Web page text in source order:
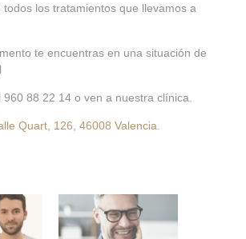
los tratamientos que llevamos a
te encuentras en una situación de
960 88 22 14 o ven a nuestra clínica.
Quart, 126, 46008 Valencia